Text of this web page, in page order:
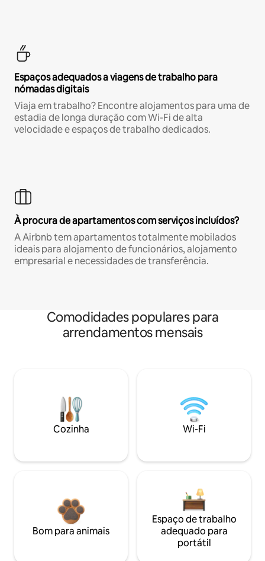
Espaços adequados a viagens de trabalho para
nómadas digitais
Viaja em trabalho? Encontre alojamentos para uma de
estadia de longa duração com Wi-Fi de alta
velocidade e espaços de trabalho dedicados.
À procura de apartamentos com serviços incluídos?
A Airbnb tem apartamentos totalmente mobilados
ideais para alojamento de funcionários, alojamento
empresarial e necessidades de transferência.
Comodidades populares para
arrendamentos mensais
Cozinha Wi-Fi
Bom para animais
Espaço de trabalho
adequado para
portátil